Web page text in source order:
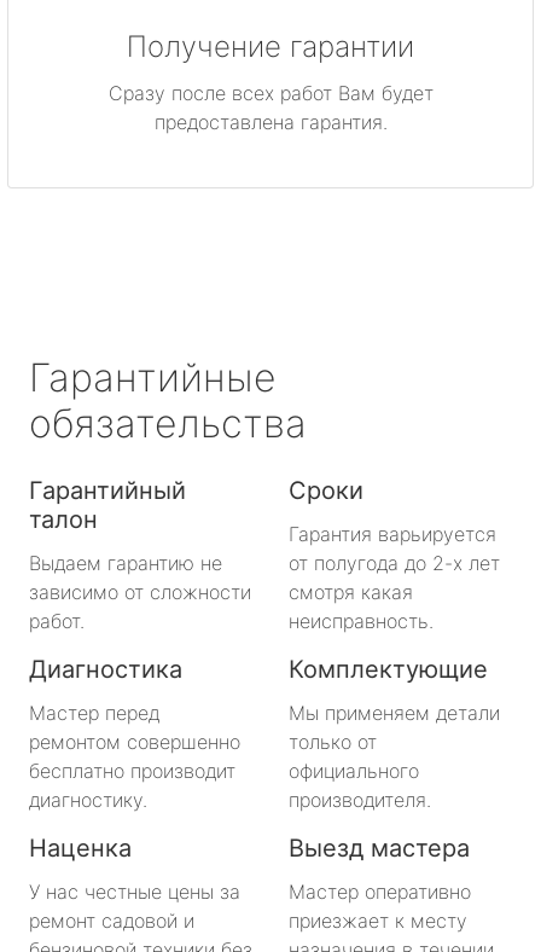
Получение гарантии
Сразу после всех работ Вам будет
предоставлена гарантия.
Гарантийные
обязательства
Гарантийный
талон
Выдаем гарантию не
зависимо от сложности
работ.
Сроки
Гарантия варьируется
от полугода до 2-х лет
смотря какая
неисправность.
Диагностика
Мастер перед
ремонтом совершенно
бесплатно производит
диагностику.
Комплектующие
Мы применяем детали
только от
официального
производителя.
Наценка
У нас честные цены за
ремонт садовой и
Выезд мастера
Мастер оперативно
приезжает к месту